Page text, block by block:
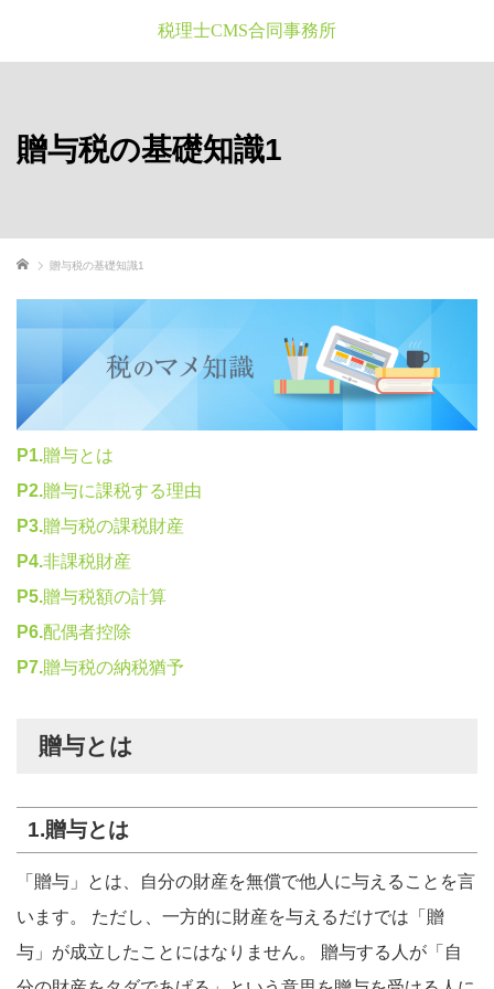
税理士CMS合同事務所
贈与税の基礎知識1
ホーム 贈与税の基礎知識1
P1.贈与とは
P2.贈与に課税する理由
P3.贈与税の課税財産
P4.非課税財産
P5.贈与税額の計算
P6.配偶者控除
P7.贈与税の納税猶予
贈与とは
1.贈与とは
「贈与」とは、自分の財産を無償で他人に与えることを言
います。 ただし、一方的に財産を与えるだけでは「贈
与」が成立したことにはなりません。 贈与する人が「自